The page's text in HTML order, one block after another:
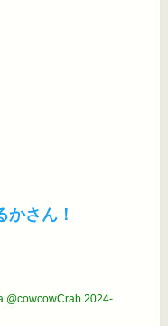
かさん！
@cowcowCrab 2024-